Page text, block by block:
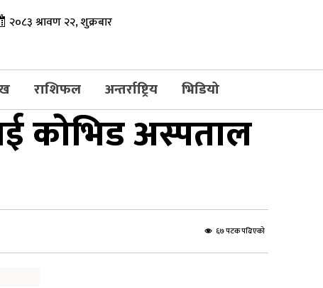
२०८३ श्रावण २२, शुक्रबार
राशिफल अन्तर्राष्ट्रिय भिडियो
कोभिड अस्पताल
६७ पटक पढिएको